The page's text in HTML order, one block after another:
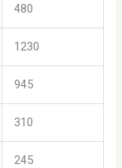
480
1230
945
310
245